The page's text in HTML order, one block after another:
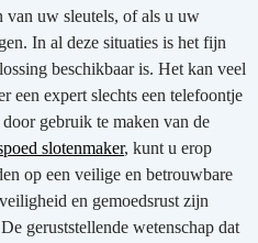
uw sleutels, of als u uw
In al deze situaties is het fijn
beschikbaar is. Het kan veel
een expert slechts een telefoontje
gebruik te maken van de
slotenmaker, kunt u erop
op een veilige en betrouwbare
en gemoedsrust zijn
geruststellende wetenschap dat